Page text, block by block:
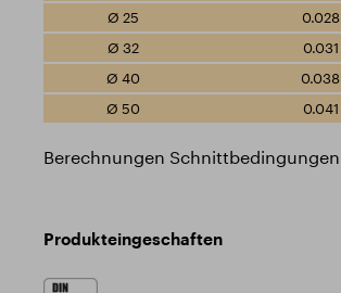
0.028
0.031
0.038
0.041
Berechnungen Schnittbedingungen
Produkteingeschaften